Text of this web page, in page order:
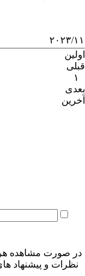
۲۰۲۳/۱۱
اولین
قبلی
۱
بعدی
آخرین
در صورت مشاهده هر
نظرات و پیشنهاد